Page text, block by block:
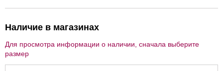
Наличие в магазинах
Для просмотра информации о наличии, сначала выберите
размер